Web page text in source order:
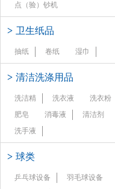
点（验）钞机
> 卫生纸品
抽纸 卷纸 湿巾
> 清洁洗涤用品
洗洁精 洗衣液
洗衣粉
肥皂
消毒液
清洁剂
洗手液
> 球类
乒乓球设备
羽毛球设备